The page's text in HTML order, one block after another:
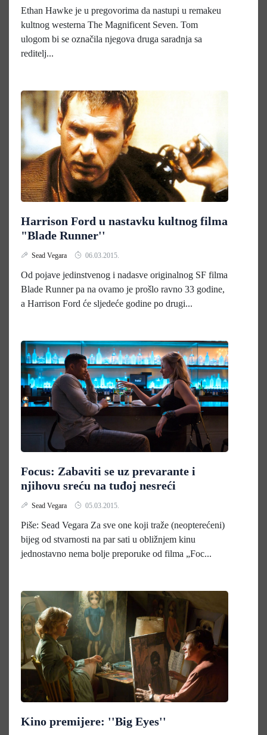
Ethan Hawke je u pregovorima da nastupi u remakeu
kultnog westerna The Magnificent Seven. Tom
ulogom bi se označila njegova druga saradnja sa
reditelj...
Harrison Ford u nastavku kultnog filma
"Blade Runner''
Sead Vegara 06.03.2015.
Od pojave jedinstvenog i nadasve originalnog SF filma
Blade Runner pa na ovamo je prošlo ravno 33 godine,
a Harrison Ford će sljedeće godine po drugi...
Focus: Zabaviti se uz prevarante i
njihovu sreću na tuđoj nesreći
Sead Vegara 05.03.2015.
Piše: Sead Vegara Za sve one koji traže (neopterećeni)
bijeg od stvarnosti na par sati u obližnjem kinu
jednostavno nema bolje preporuke od filma „Foc...
Kino premijere: ''Big Eyes''